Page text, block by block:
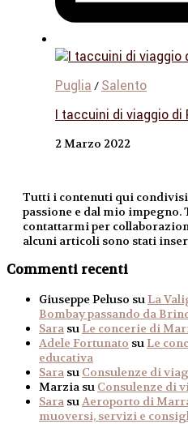
Puglia / Salento
I taccuini di viaggio di
2 Marzo 2022
Tutti i contenuti qui
passione e dal mio
contattarmi per
alcuni articoli sono stati
Commenti recenti
Giuseppe Peluso suLa
Bombay passando da
Sara suLe concerie di
Adele Fortunato suLe
educativa
Sara su Consulenze di
Marzia su Consulenze di
Sara suAeroporto di
muoversi, servizi e